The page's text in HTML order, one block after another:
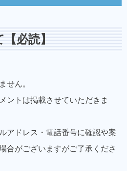
必読】
せん。
ントは掲載させていただきま
アドレス・電話番号に確認や案
合がございますがご了承くださ